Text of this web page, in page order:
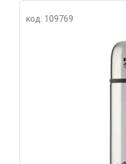
код: 109769